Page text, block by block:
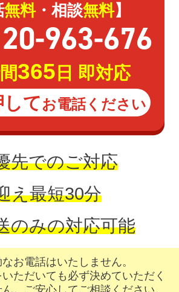
無料・相談無料】
-963-676
365 日 即対応
してお電話ください
先でのご対応
え最短30分
のみの対応可能
お電話はいたしません。
ただいても必ず決めていただく
。ご安心してご相談ください。